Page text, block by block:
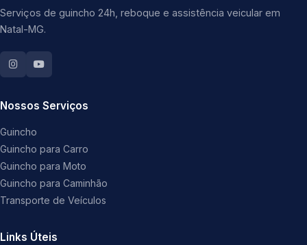
Serviços de guincho 24h, reboque e assistência veicular em
Natal-MG.
Nossos Serviços
Guincho
Guincho para Carro
Guincho para Moto
Guincho para Caminhão
Transporte de Veículos
Links Úteis